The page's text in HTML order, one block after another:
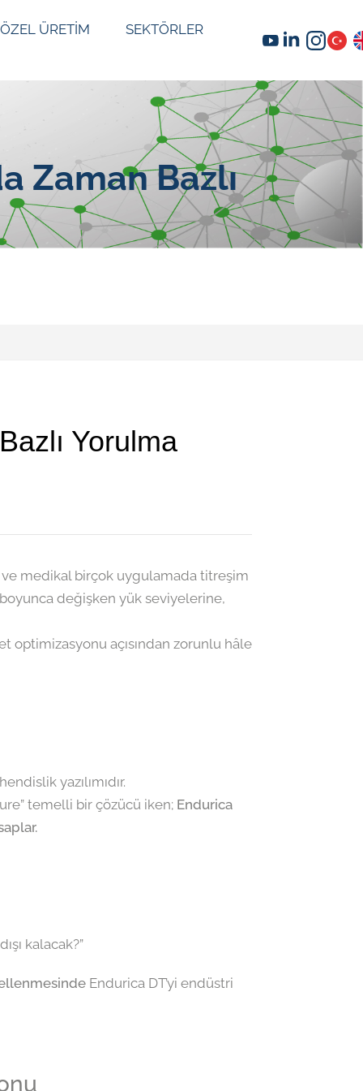
ÖZEL ÜRETİM SEKTÖRLER
Zaman Bazlı
Yorulma
medikal birçok uygulamada titreşim
değişken yük seviyelerine,
optimizasyonu açısından zorunlu hâle
yazılımıdır.
temelli bir çözücü iken; Endurica
kalacak?”
Endurica DT’yi endüstri